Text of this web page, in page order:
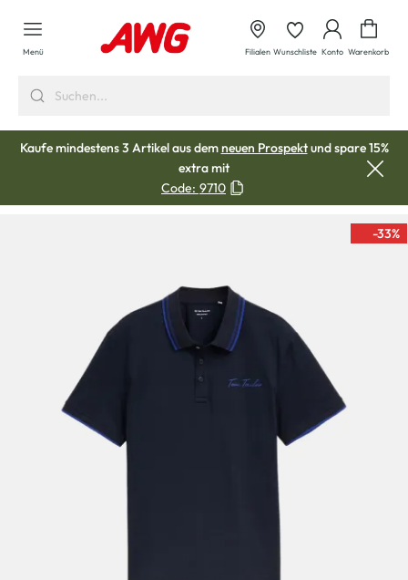
springen
Menü Filialen Wunschliste Konto Warenkorb
Kaufe mindestens 3 Artikel aus demneuen Prospektund spare 15%
extra mit
Code: 9710
-33%